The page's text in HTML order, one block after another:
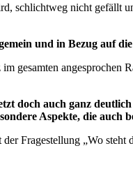
schlichtweg nicht
und in Bezug auf die
gesamten
doch auch ganz
Aspekte, die auch
Fragestellung „Wo